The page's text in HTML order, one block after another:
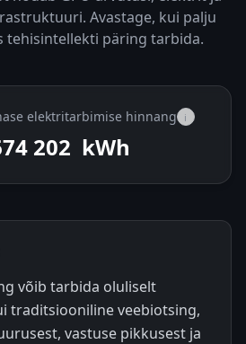
Avastage, kui palju
tehisintellekti päring tarbida.
elektritarbimise hinnang i
678 kWh
võib tarbida oluliselt
traditsiooniline veebiotsing,
vastuse pikkusest ja